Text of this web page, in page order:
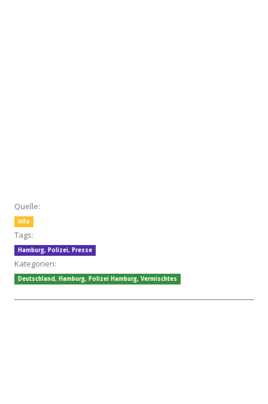
Quelle:
Info
Tags:
Hamburg, Polizei, Presse
Kategorien:
Deutschland, Hamburg, Polizei Hamburg, Vermischtes